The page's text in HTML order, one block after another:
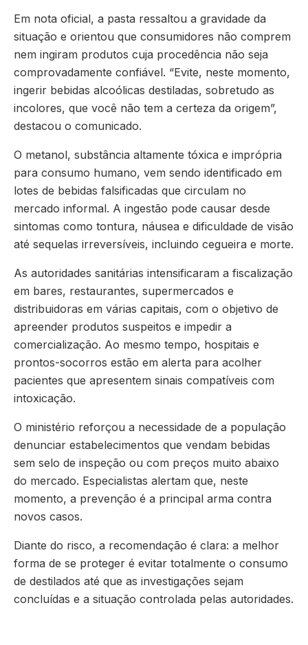
Em nota oficial, a pasta ressaltou a gravidade da
situação e orientou que consumidores não comprem
nem ingiram produtos cuja procedência não seja
comprovadamente confiável. “Evite, neste momento,
ingerir bebidas alcoólicas destiladas, sobretudo as
incolores, que você não tem a certeza da origem”,
destacou o comunicado.
O metanol, substância altamente tóxica e imprópria
para consumo humano, vem sendo identificado em
lotes de bebidas falsificadas que circulam no
mercado informal. A ingestão pode causar desde
sintomas como tontura, náusea e dificuldade de visão
até sequelas irreversíveis, incluindo cegueira e morte.
As autoridades sanitárias intensificaram a fiscalização
em bares, restaurantes, supermercados e
distribuidoras em várias capitais, com o objetivo de
apreender produtos suspeitos e impedir a
comercialização. Ao mesmo tempo, hospitais e
prontos-socorros estão em alerta para acolher
pacientes que apresentem sinais compatíveis com
intoxicação.
O ministério reforçou a necessidade de a população
denunciar estabelecimentos que vendam bebidas
sem selo de inspeção ou com preços muito abaixo
do mercado. Especialistas alertam que, neste
momento, a prevenção é a principal arma contra
novos casos.
Diante do risco, a recomendação é clara: a melhor
forma de se proteger é evitar totalmente o consumo
de destilados até que as investigações sejam
concluídas e a situação controlada pelas autoridades.